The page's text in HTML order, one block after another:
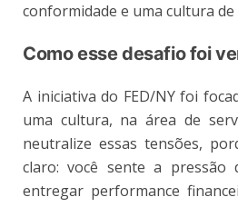
conformidade e uma cultura de
Como esse desafio foi
A iniciativa do FED/NY foi
uma cultura, na área de
neutralize essas tensões,
claro: você sente a pressão
entregar performance